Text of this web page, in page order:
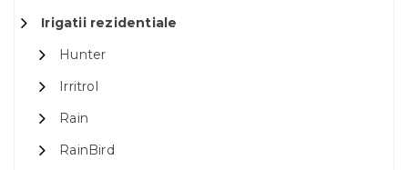
Irigatii rezidentiale
Hunter
Irritrol
Rain
RainBird